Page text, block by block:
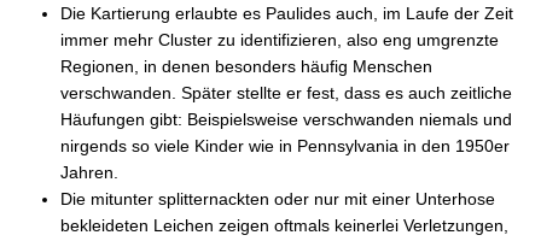
Die Kartierung erlaubte es Paulides auch, im Laufe der Zeit
immer mehr Cluster zu identifizieren, also eng umgrenzte
Regionen, in denen besonders häufig Menschen
verschwanden. Später stellte er fest, dass es auch zeitliche
Häufungen gibt: Beispielsweise verschwanden niemals und
nirgends so viele Kinder wie in Pennsylvania in den 1950er
Jahren.
Die mitunter splitternackten oder nur mit einer Unterhose
bekleideten Leichen zeigen oftmals keinerlei Verletzungen,